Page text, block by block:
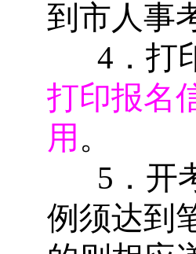
到市人事
4 ．
打印报名
用 。
5 ．
例须达到